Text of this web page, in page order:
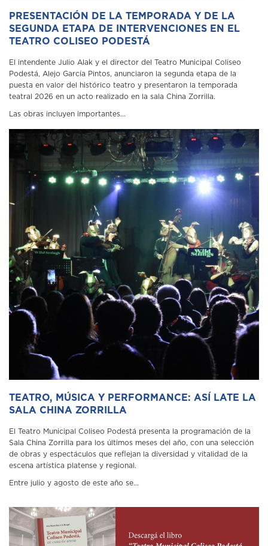
PRESENTACIÓN DE LA TEMPORADA Y DE LA
SEGUNDA ETAPA DE INTERVENCIONES EN EL
TEATRO COLISEO PODESTÁ
El intendente Julio Alak y el director del Teatro Municipal Coliseo
Podestá, Alejo García Pintos, anunciaron la segunda etapa de la
puesta en valor del histórico teatro y presentaron la temporada
teatral 2026 en un acto realizado en la sala China Zorrilla.
Las obras incluyen importantes...
TEATRO, MÚSICA Y PERFORMANCE: ASÍ LATE LA
SALA CHINA ZORRILLA
El Teatro Municipal Coliseo Podestá presenta la programación de la
Sala China Zorrilla para los últimos meses del año, con una selección
de obras y espectáculos que reflejan la diversidad y vitalidad de la
escena artística platense y regional.
Entre julio y agosto de este año se...